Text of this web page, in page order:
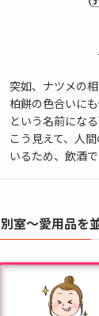
突如、ナツメの
柏餅の色合いに
という名前にな
こう見えて、人
いるため、飲酒で
別室～愛用品を